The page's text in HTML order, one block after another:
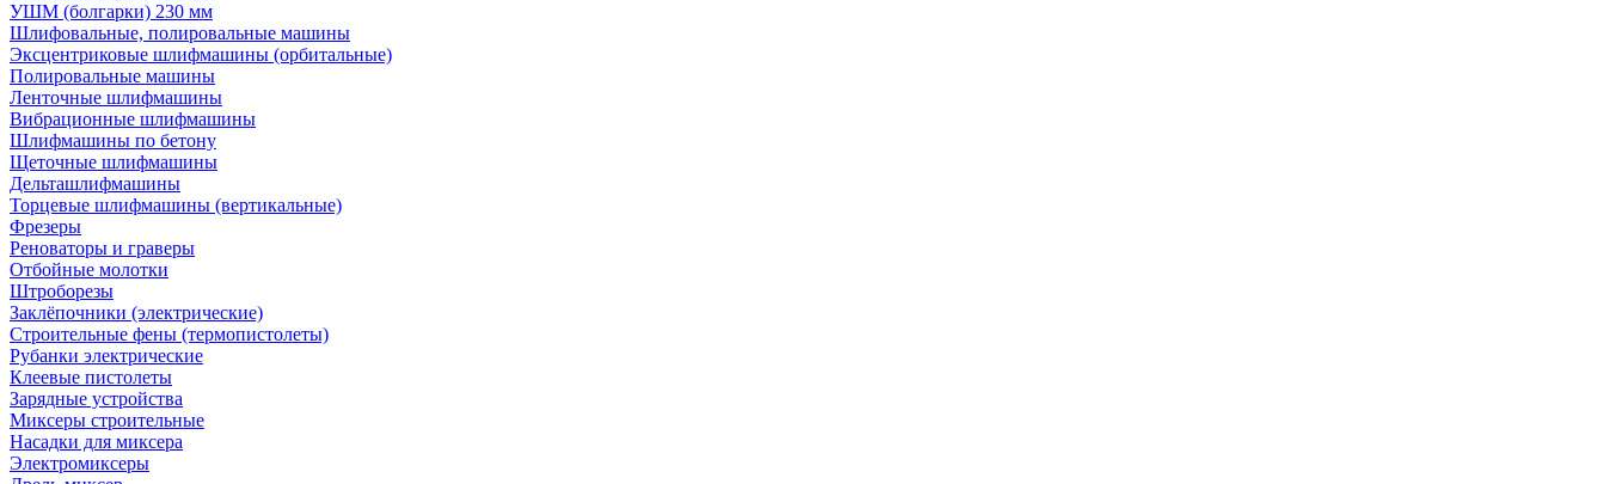
УШМ (болгарки) 230 мм
Шлифовальные, полировальные машины
Эксцентриковые шлифмашины (орбитальные)
Полировальные машины
Ленточные шлифмашины
Вибрационные шлифмашины
Шлифмашины по бетону
Щеточные шлифмашины
Дельташлифмашины
Торцевые шлифмашины (вертикальные)
Фрезеры
Реноваторы и граверы
Отбойные молотки
Штроборезы
Заклёпочники (электрические)
Строительные фены (термопистолеты)
Рубанки электрические
Клеевые пистолеты
Зарядные устройства
Миксеры строительные
Насадки для миксера
Электромиксеры